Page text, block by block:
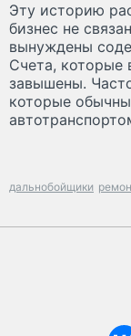
Эту историю
бизнес не
вынуждены
Счета, которые
завышены.
которые
дальнобойщики